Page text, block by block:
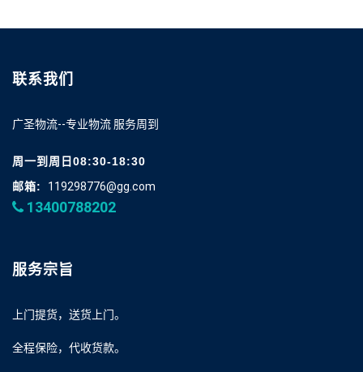
联系我们
广圣物流--专业物流 服务周到
周一到周日08:30-18:30
邮箱:
119298776@gg.com
13400788202
服务宗旨
上门提货，送货上门。
全程保险，代收货款。